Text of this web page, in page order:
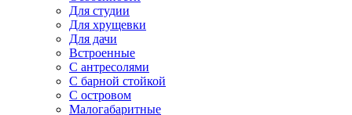
Для студии
Для хрущевки
Для дачи
Встроенные
С антресолями
С барной стойкой
С островом
Малогабаритные